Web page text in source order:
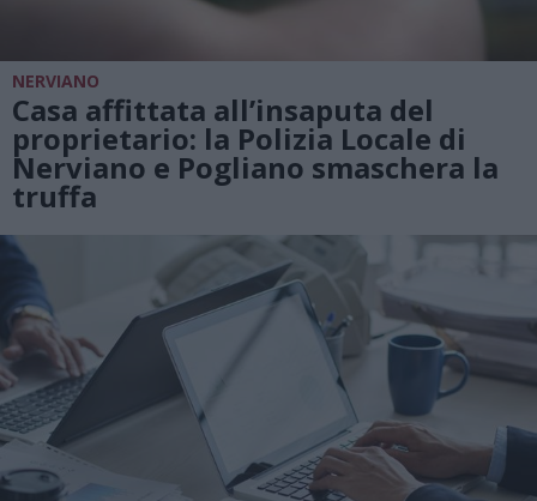
NERVIANO
Casa affittata all’insaputa del
proprietario: la Polizia Locale di
Nerviano e Pogliano smaschera la
truffa